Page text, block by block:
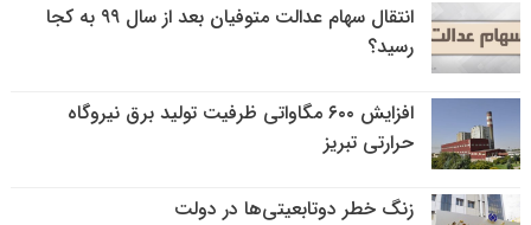
انتقال سهام عدالت متوفیان بعد از سال ۹۹ به کجا
رسید؟
افزایش ۶۰۰ مگاواتی ظرفیت تولید برق نیروگاه
حرارتی تبریز
زنگ خطر دوتابعیتی‌ها در دولت